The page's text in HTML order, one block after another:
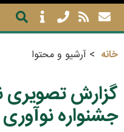
خانه آرشیو و محتوا
گزارش
جشنواره